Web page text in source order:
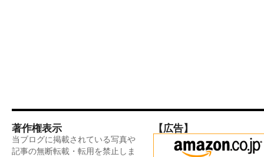
著作権表示
当ブログに掲載されている写真や
記事の無断転載・転用を禁止しま
【広告】